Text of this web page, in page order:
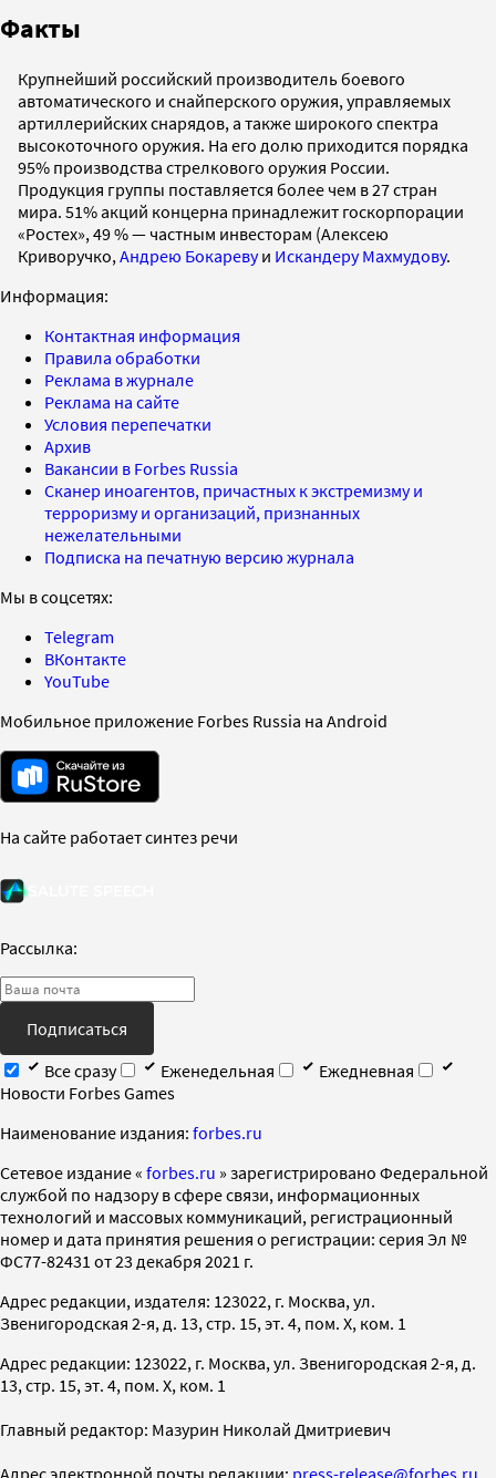
Факты
Крупнейший российский производитель боевого
автоматического и снайперского оружия, управляемых
артиллерийских снарядов, а также широкого спектра
высокоточного оружия. На его долю приходится порядка
95% производства стрелкового оружия России.
Продукция группы поставляется более чем в 27 стран
мира. 51% акций концерна принадлежит госкорпорации
«Ростех», 49 % — частным инвесторам (Алексею
Криворучко, Андрею Бокаревуи Искандеру Махмудову.
Информация:
Контактная информация
Правила обработки
Реклама в журнале
Реклама на сайте
Условия перепечатки
Архив
Вакансии в Forbes Russia
Сканер иноагентов, причастных к экстремизму и
терроризму и организаций, признанных
нежелательными
Подписка на печатную версию журнала
Мы в соцсетях:
Telegram
ВКонтакте
YouTube
Мобильное приложение Forbes Russia на Android
На сайте работает синтез речи
Рассылка:
Подписаться
Все сразу
Еженедельная
Ежедневная
Новости Forbes Games
Наименование издания: forbes.ru
Cетевое издание « forbes.ru » зарегистрировано Федеральной
службой по надзору в сфере связи, информационных
технологий и массовых коммуникаций, регистрационный
номер и дата принятия решения о регистрации: серия Эл №
ФС77-82431 от 23 декабря 2021 г.
Адрес редакции, издателя: 123022, г. Москва, ул.
Звенигородская 2-я, д. 13, стр. 15, эт. 4, пом. X, ком. 1
Адрес редакции: 123022, г. Москва, ул. Звенигородская 2-я, д.
13, стр. 15, эт. 4, пом. X, ком. 1
Главный редактор: Мазурин Николай Дмитриевич
Адрес электронной почты редакции: press-release@forbes.ru